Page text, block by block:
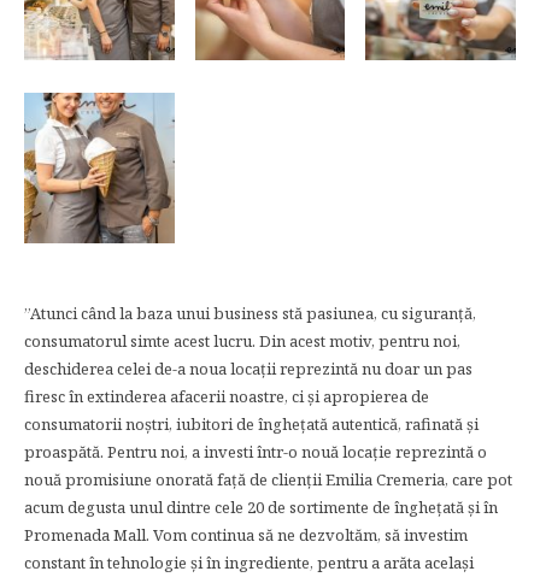
”Atunci când la baza unui business stă pasiunea, cu siguranță,
consumatorul simte acest lucru. Din acest motiv, pentru noi,
deschiderea celei de-a noua locații reprezintă nu doar un pas
firesc în extinderea afacerii noastre, ci și apropierea de
consumatorii noștri, iubitori de înghețată autentică, rafinată și
proaspătă. Pentru noi, a investi într-o nouă locație reprezintă o
nouă promisiune onorată față de clienții Emilia Cremeria, care pot
acum degusta unul dintre cele 20 de sortimente de înghețată și în
Promenada Mall. Vom continua să ne dezvoltăm, să investim
constant în tehnologie și în ingrediente, pentru a arăta același